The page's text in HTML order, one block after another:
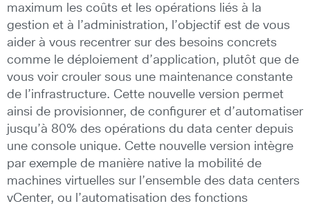
maximum les coûts et les opérations liés à la
gestion et à l’administration, l’objectif est de vous
aider à vous recentrer sur des besoins concrets
comme le déploiement d’application, plutôt que de
vous voir crouler sous une maintenance constante
de l’infrastructure. Cette nouvelle version permet
ainsi de provisionner, de configurer et d’automatiser
jusqu’à 80% des opérations du data center depuis
une console unique. Cette nouvelle version intègre
par exemple de manière native la mobilité de
machines virtuelles sur l’ensemble des data centers
vCenter, ou l’automatisation des fonctions